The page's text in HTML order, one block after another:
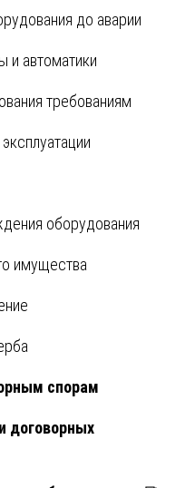
до аварии
и автоматики
требованиям
оборудования
имущества
спорам
договорных